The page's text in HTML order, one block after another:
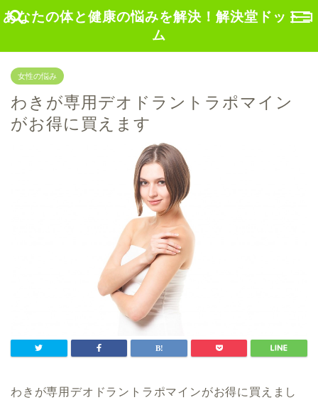
あなたの体と健康の悩みを解決！解決堂ドットコ
ム
女性の悩み
わきが専用デオドラントラポマイン
がお得に買えます
わきが専用デオドラントラポマインがお得に買えまし